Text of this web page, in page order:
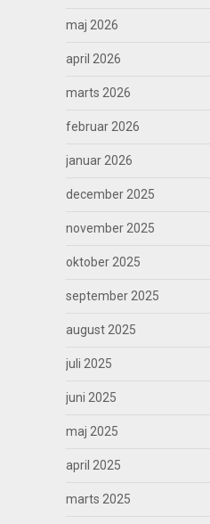
maj 2026
april 2026
marts 2026
februar 2026
januar 2026
december 2025
november 2025
oktober 2025
september 2025
august 2025
juli 2025
juni 2025
maj 2025
april 2025
marts 2025